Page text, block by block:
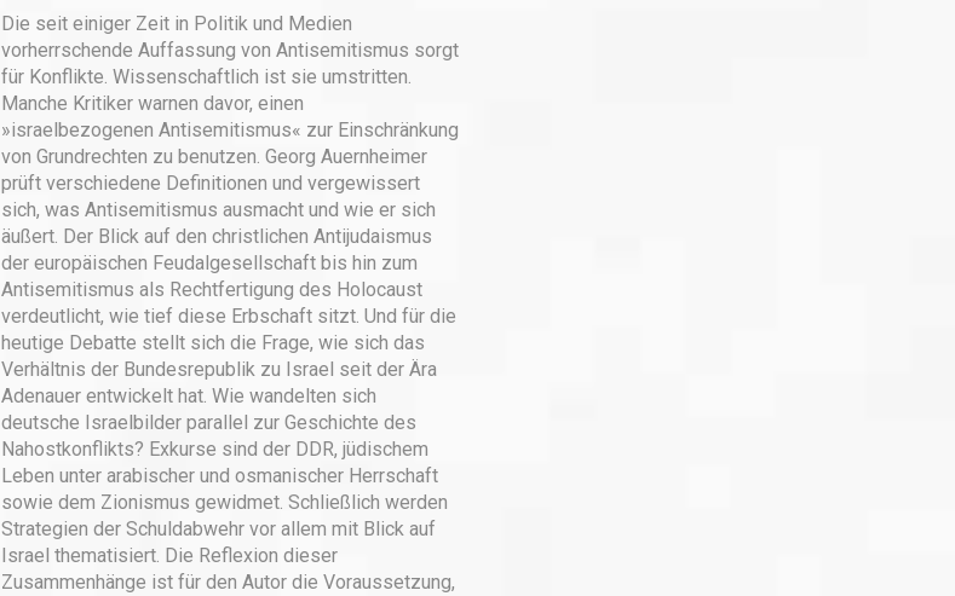
Die seit einiger Zeit in Politik und Medien
vorherrschende Auffassung von Antisemitismus sorgt
für Konflikte. Wissenschaftlich ist sie umstritten.
Manche Kritiker warnen davor, einen
»israelbezogenen Antisemitismus« zur Einschränkung
von Grundrechten zu benutzen. Georg Auernheimer
prüft verschiedene Definitionen und vergewissert
sich, was Antisemitismus ausmacht und wie er sich
äußert. Der Blick auf den christlichen Antijudaismus
der europäischen Feudal­gesellschaft bis hin zum
Antisemitismus als Rechtfertigung des Holocaust
verdeutlicht, wie tief diese Erbschaft sitzt. Und für die
heutige Debatte stellt sich die Frage, wie sich das
Verhältnis der Bundesrepublik zu Israel seit der Ära
Adenauer entwickelt hat. Wie wandelten sich
deutsche Israelbilder parallel zur Geschichte des
Nahostkonflikts? Exkurse sind der DDR, jüdischem
Leben unter arabischer und osmanischer Herrschaft
sowie dem Zionismus gewidmet. Schließlich werden
Strategien der Schuldabwehr vor allem mit Blick auf
Israel thematisiert. Die Reflexion dieser
Zusammenhänge ist für den Autor die Voraussetzung,